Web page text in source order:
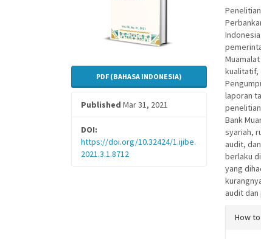
PDF (BAHASA INDONESIA)
Published Mar 31, 2021
DOI:
https://doi.org/10.32424/1.ijibe.
2021.3.1.8712
kualitatif,
laporan
Bank
syariah,
audit,
berlaku
yang
audit dan
How